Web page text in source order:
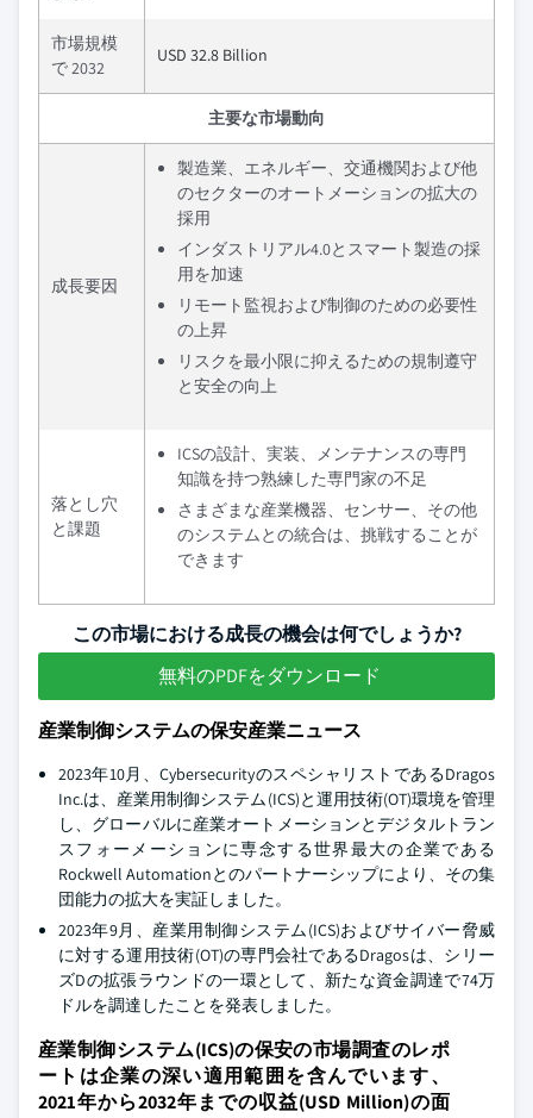
市場規模
で 2032
USD 32.8 Billion
主要な市場動向
成長要因
製造業、エネルギー、交通機関および他
のセクターのオートメーションの拡大の
採用
インダストリアル4.0とスマート製造の採
用を加速
リモート監視および制御のための必要性
の上昇
リスクを最小限に抑えるための規制遵守
と安全の向上
落とし穴
と課題
ICSの設計、実装、メンテナンスの専門
知識を持つ熟練した専門家の不足
さまざまな産業機器、センサー、その他
のシステムとの統合は、挑戦することが
できます
この市場における成長の機会は何でしょうか?
無料のPDFをダウンロード
産業制御システムの保安産業ニュース
2023年10月、CybersecurityのスペシャリストであるDragos
Inc.は、産業用制御システム(ICS)と運用技術(OT)環境を管理
し、グローバルに産業オートメーションとデジタルトラン
スフォーメーションに専念する世界最大の企業である
Rockwell Automationとのパートナーシップにより、その集
団能力の拡大を実証しました。
2023年9月、産業用制御システム(ICS)およびサイバー脅威
に対する運用技術(OT)の専門会社であるDragosは、シリー
ズDの拡張ラウンドの一環として、新たな資金調達で74万
ドルを調達したことを発表しました。
産業制御システム(ICS)の保安の市場調査のレポ
ートは企業の深い適用範囲を含んでいます、
2021年から2032年までの収益(USD Million)の面